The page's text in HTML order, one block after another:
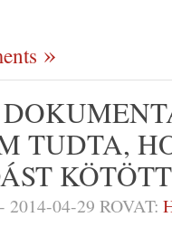
TUDTA,
- 2014-04-29 ROVAT: